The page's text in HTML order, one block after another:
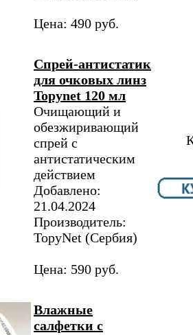
Цена: 490 руб.
Спрей-антистатик
для очковых линз
Topynet 120 мл
Очищающий и
обезжиривающий
спрей с
антистатическим
действием
Добавлено:
21.04.2024
Производитель:
TopyNet​ (Сербия)
Цена: 590 руб.
Влажные
салфетки с